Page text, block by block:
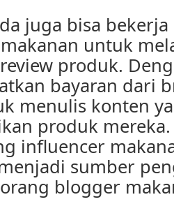
juga bisa
untuk
produk.
bayaran dari
menulis konten
produk
influencer
sumber
blogger